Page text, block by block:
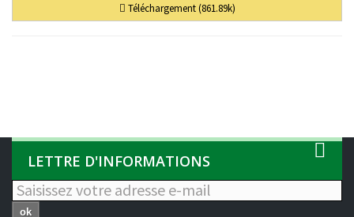
Téléchargement (861.89k)
LETTRE D'INFORMATIONS
ok